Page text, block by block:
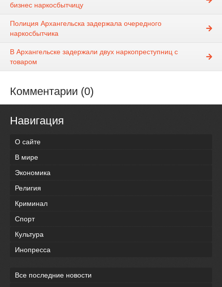
бизнес наркосбытчицу
Полиция Архангельска задержала очередного
наркосбытчика
В Архангельске задержали двух наркопреступниц с
товаром
Комментарии (0)
Навигация
О сайте
В мире
Экономика
Религия
Криминал
Спорт
Культура
Инопресса
Все последние новости